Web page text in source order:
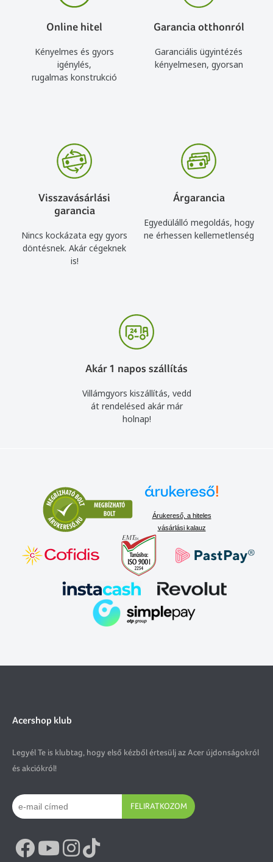
Online hitel
Kényelmes és gyors
igénylés,
rugalmas konstrukció
Garancia otthonról
Garanciális ügyintézés
kényelmesen, gyorsan
Visszavásárlási
garancia
Nincs kockázata egy gyors
döntésnek. Akár cégeknek
is!
Árgarancia
Egyedülálló megoldás, hogy
ne érhessen kellemetlenség
Akár 1 napos szállítás
Villámgyors kiszállítás, vedd
át rendelésed akár már
holnap!
Árukereső, a hiteles
vásárlási kalauz
Acershop klub
Legyél Te is klubtag, hogy első kézből értesülj az Acer újdonságokról
és akciókról!
FELIRATKOZOM